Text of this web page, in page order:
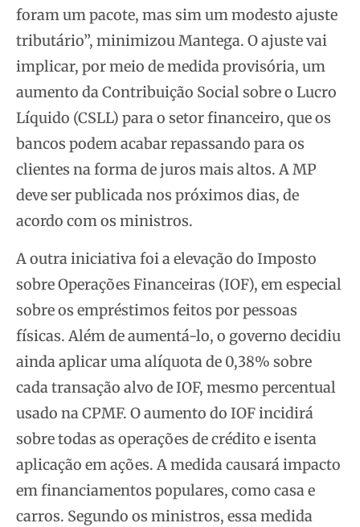
foram um pacote, mas sim um modesto ajuste
tributário”, minimizou Mantega. O ajuste vai
implicar, por meio de medida provisória, um
aumento da Contribuição Social sobre o Lucro
Líquido (CSLL) para o setor financeiro, que os
bancos podem acabar repassando para os
clientes na forma de juros mais altos. A MP
deve ser publicada nos próximos dias, de
acordo com os ministros.
A outra iniciativa foi a elevação do Imposto
sobre Operações Financeiras (IOF), em especial
sobre os empréstimos feitos por pessoas
físicas. Além de aumentá-lo, o governo decidiu
ainda aplicar uma alíquota de 0,38% sobre
cada transação alvo de IOF, mesmo percentual
usado na CPMF. O aumento do IOF incidirá
sobre todas as operações de crédito e isenta
aplicação em ações. A medida causará impacto
em financiamentos populares, como casa e
carros. Segundo os ministros, essa medida